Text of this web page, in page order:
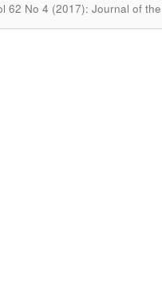
62 No 4 (2017): Journal of